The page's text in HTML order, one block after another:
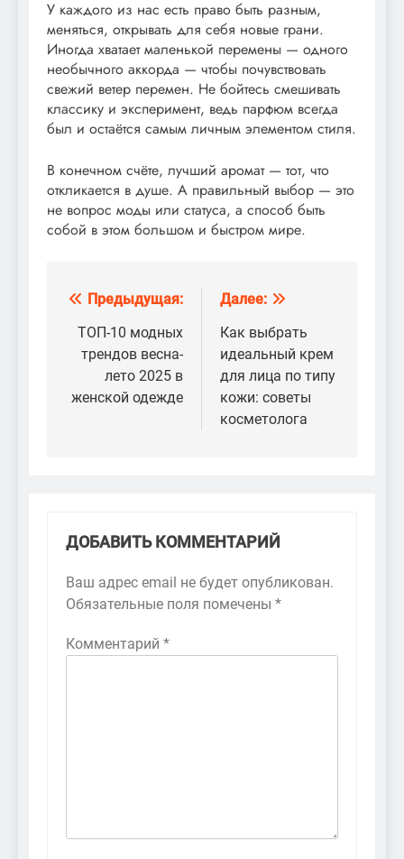
У каждого из нас есть право быть разным,
меняться, открывать для себя новые грани.
Иногда хватает маленькой перемены — одного
необычного аккорда — чтобы почувствовать
свежий ветер перемен. Не бойтесь смешивать
классику и эксперимент, ведь парфюм всегда
был и остаётся самым личным элементом стиля.
В конечном счёте, лучший аромат — тот, что
откликается в душе. А правильный выбор — это
не вопрос моды или статуса, а способ быть
собой в этом большом и быстром мире.
Навигация
по
записям
Предыдущая:
ТОП-10 модных
трендов весна-
лето 2025 в
женской одежде
Далее:
Как выбрать
идеальный крем
для лица по типу
кожи: советы
косметолога
ДОБАВИТЬ КОММЕНТАРИЙ
Ваш адрес email не будет опубликован.
Обязательные поля помечены *
Комментарий *